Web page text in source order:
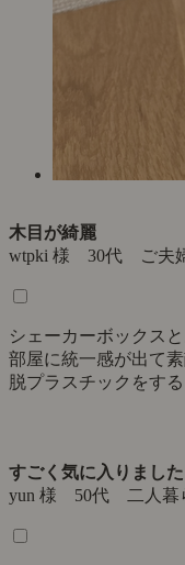
木目が綺麗
wtpki 様 30代 ご夫
シェーカーボックス
部屋に統一感が出て素
脱プラスチックをす
すごく気に入りました
yun 様 50代 二人暮